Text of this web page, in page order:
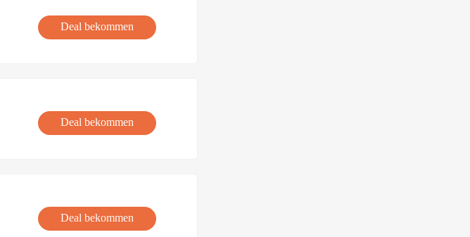
Deal bekommen
Deal bekommen
Deal bekommen